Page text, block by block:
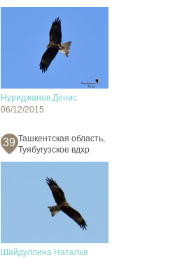
Нуриджанов Денис
06/12/2015
39 Ташкентская область,
Туябугузское вдхр
Шайдуллина Наталья